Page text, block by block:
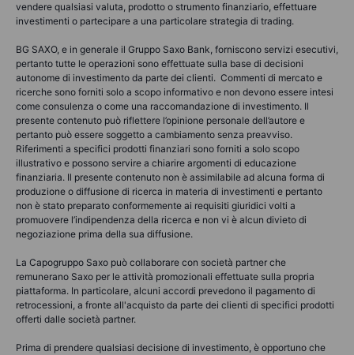
vendere qualsiasi valuta, prodotto o strumento finanziario, effettuare
investimenti o partecipare a una particolare strategia di trading.
BG SAXO, e in generale il Gruppo Saxo Bank, forniscono servizi esecutivi,
pertanto tutte le operazioni sono effettuate sulla base di decisioni
autonome di investimento da parte dei clienti. Commenti di mercato e
ricerche sono forniti solo a scopo informativo e non devono essere intesi
come consulenza o come una raccomandazione di investimento. Il
presente contenuto può riflettere l’opinione personale dell’autore e
pertanto può essere soggetto a cambiamento senza preavviso.
Riferimenti a specifici prodotti finanziari sono forniti a solo scopo
illustrativo e possono servire a chiarire argomenti di educazione
finanziaria. Il presente contenuto non è assimilabile ad alcuna forma di
produzione o diffusione di ricerca in materia di investimenti e pertanto
non è stato preparato conformemente ai requisiti giuridici volti a
promuovere l’indipendenza della ricerca e non vi è alcun divieto di
negoziazione prima della sua diffusione.
La Capogruppo Saxo può collaborare con società partner che
remunerano Saxo per le attività promozionali effettuate sulla propria
piattaforma. In particolare, alcuni accordi prevedono il pagamento di
retrocessioni, a fronte all'acquisto da parte dei clienti di specifici prodotti
offerti dalle società partner.
Prima di prendere qualsiasi decisione di investimento, è opportuno che